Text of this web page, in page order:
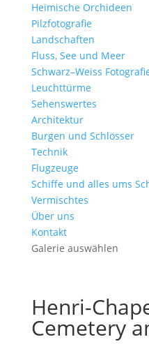
Heimische Orchideen
Pilzfotografie
Landschaften
Fluss, See und Meer
Schwarz–Weiss
Leuchttürme
Sehenswertes
Architektur
Burgen und Schlösser
Technik
Flugzeuge
Schiffe und alles ums
Vermischtes
Über uns
Kontakt
Galerie auswählen
Henri-
Cemetery